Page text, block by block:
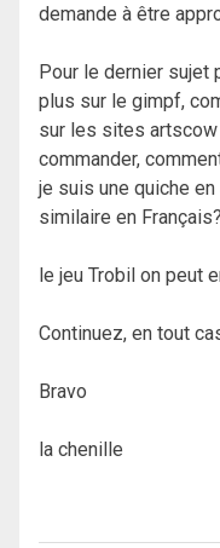
demande à être
Pour le dernier sujet
plus sur le gimpf,
sur les sites artscow
commander,
je suis une quiche
similaire en Français?
le jeu Trobil on peut
Continuez, en tout
Bravo
la chenille